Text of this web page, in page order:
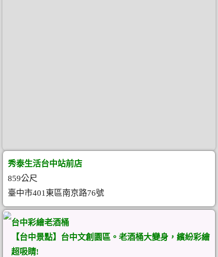
秀泰生活台中站前店
859公尺
臺中市401東區南京路76號
台中彩繪老酒桶
【台中景點】台中文創園區。老酒桶大變身，繽紛彩繪
超吸睛!